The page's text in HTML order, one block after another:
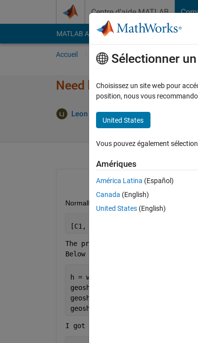
Centre d’aide MATLAB
MATLAB Answers File Exchange Cody
Accueil Poser une question
Need help using
Leon 22 Avr 2021
Normally, I can use contourf to plot a
[C1, h1] = contourf (X, Y, Z,
The problem is that I'm having
Below is my code to generate the
h = worldmap(
geoshow(
geoshow(
geoshow(
I got a huge amount of error when
Sélectionner
Choisissez un site web pour
position, nous vous
United States
Vous pouvez également
Amériques
América Latina (Español)
Canada (English)
United States (English)